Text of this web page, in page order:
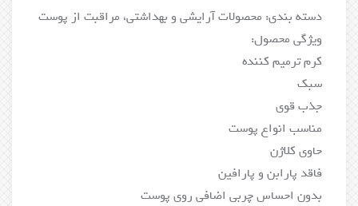
دسته بندی: محصولات آرایشی و بهداشتی، مراقبت از پوست
ویژگی محصول:
کرم ترمیم کننده
سبک
جذب قوی
مناسب انواع پوست
حاوی کلاژن
فاقد پارابن و پارافین
بدون احساس چربی اضافی روی پوست